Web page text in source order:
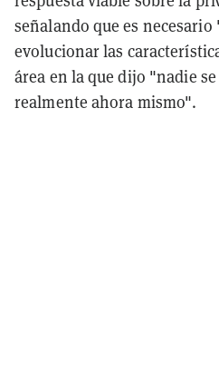
señalando que es
evolucionar las
área en la que dijo "nadie
realmente ahora mismo".